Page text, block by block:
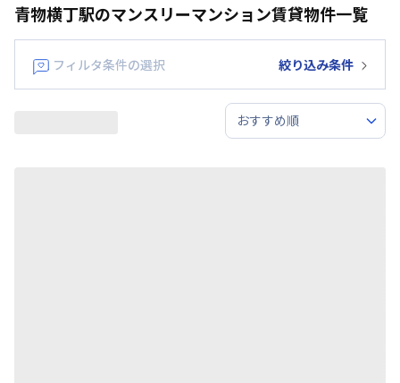
青物横丁駅のマンスリーマンション賃貸物件一覧
フィルタ条件の選択 絞り込み条件